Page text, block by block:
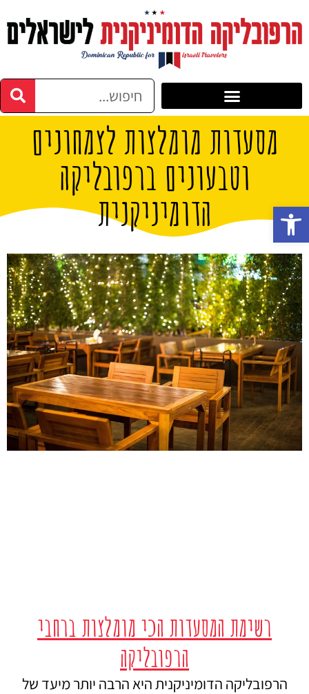
מסעדות מומלצות לצמחונים
וטבעונים ברפובליקה
הדומיניקנית
רשימת המסעדות הכי מומלצות ברחבי
הרפובליקה
הרפובליקה הדומיניקנית היא הרבה יותר מיעד של
פתח סרגל נגישות